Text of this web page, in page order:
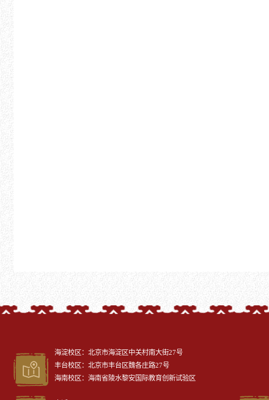
海淀校区：北京市海淀区中关村南大街27号
丰台校区：北京市丰台区魏各庄路27号
海南校区：海南省陵水黎安国际教育创新试验区